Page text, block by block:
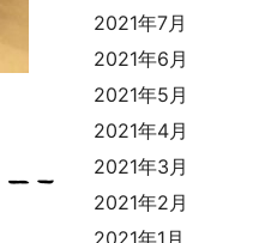
2021年7月
2021年6月
2021年5月
2021年4月
2021年3月
2021年2月
2021年1月